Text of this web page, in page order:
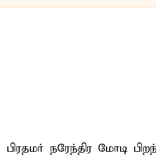
நரேந்திர மோடி